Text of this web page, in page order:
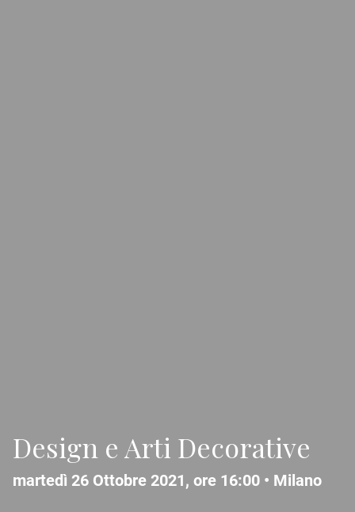
Design e Arti Decorative
martedì 26 Ottobre 2021, ore 16:00 • Milano